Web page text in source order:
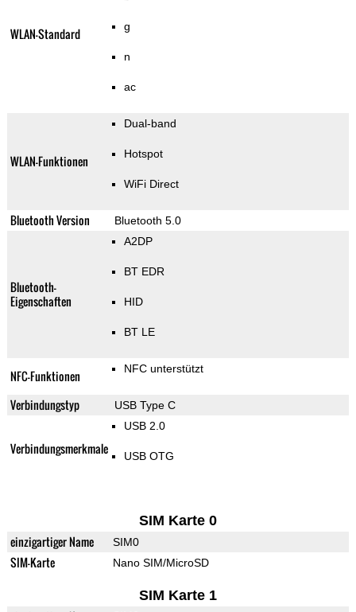
WLAN-Standard g
n
ac
WLAN-Funktionen
Dual-band
Hotspot
WiFi Direct
Bluetooth Version Bluetooth 5.0
Bluetooth-
Eigenschaften
A2DP
BT EDR
HID
BT LE
NFC-Funktionen NFC unterstützt
Verbindungstyp USB Type C
Verbindungsmerkmale
USB 2.0
USB OTG
SIM Karte 0
einzigartiger Name SIM0
SIM-Karte Nano SIM/MicroSD
SIM Karte 1